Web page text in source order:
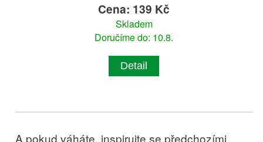
Cena: 139 Kč
Skladem
Doručíme do: 10.8.
Detail
A pokud váháte, inspirujte se předchozími